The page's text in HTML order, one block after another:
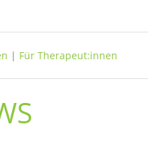
| Für Therapeut:innen